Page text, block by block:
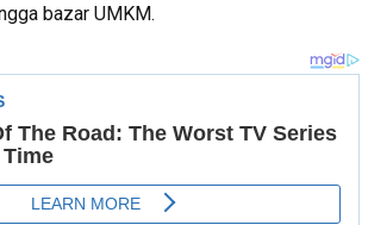
bazar UMKM.